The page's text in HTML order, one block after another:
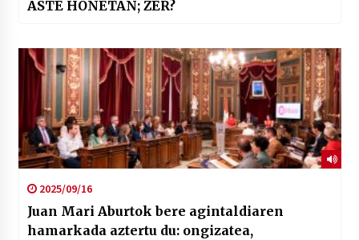
ASTE HONETAN; ZER?
2025/09/16
Juan Mari Aburtok bere agintaldiaren
hamarkada aztertu du: ongizatea,